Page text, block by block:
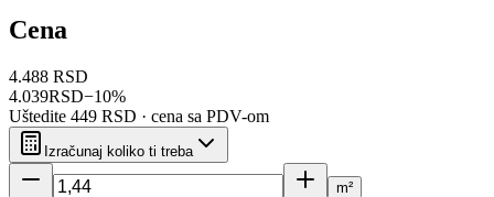
Cena
4.488 RSD
4.039RSD−10%
Uštedite 449 RSD · cena sa PDV-om
Izračunaj koliko ti treba
m²